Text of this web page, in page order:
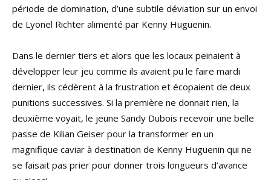
période de domination, d’une subtile déviation sur un envoi
de Lyonel Richter alimenté par Kenny Huguenin.
Dans le dernier tiers et alors que les locaux peinaient à
développer leur jeu comme ils avaient pu le faire mardi
dernier, ils cédèrent à la frustration et écopaient de deux
punitions successives. Si la première ne donnait rien, la
deuxième voyait, le jeune Sandy Dubois recevoir une belle
passe de Kilian Geiser pour la transformer en un
magnifique caviar à destination de Kenny Huguenin qui ne
se faisait pas prier pour donner trois longueurs d’avance